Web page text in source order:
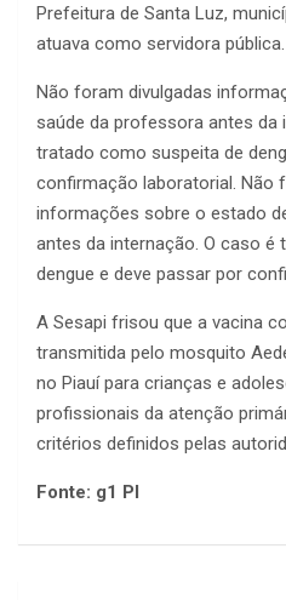
Prefeitura de Santa Luz,
atuava como servidora pública.
Não foram divulgadas
saúde da professora antes da
tratado como suspeita de
confirmação laboratorial. Não
informações sobre o estado
antes da internação. O caso
dengue e deve passar por
A Sesapi frisou que a vacina
transmitida pelo mosquito
no Piauí para crianças e
profissionais da atenção
critérios definidos pelas
Fonte: g1 PI